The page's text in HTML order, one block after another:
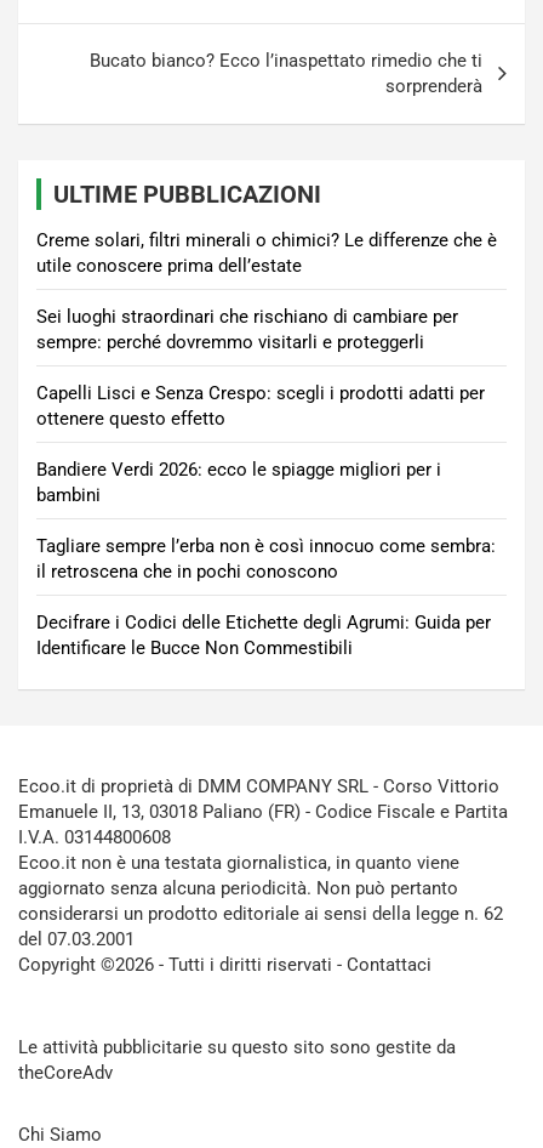
Bucato bianco? Ecco l’inaspettato rimedio che ti
sorprenderà
ULTIME PUBBLICAZIONI
Creme solari, filtri minerali o chimici? Le differenze che è
utile conoscere prima dell’estate
Sei luoghi straordinari che rischiano di cambiare per
sempre: perché dovremmo visitarli e proteggerli
Capelli Lisci e Senza Crespo: scegli i prodotti adatti per
ottenere questo effetto
Bandiere Verdi 2026: ecco le spiagge migliori per i
bambini
Tagliare sempre l’erba non è così innocuo come sembra:
il retroscena che in pochi conoscono
Decifrare i Codici delle Etichette degli Agrumi: Guida per
Identificare le Bucce Non Commestibili
Ecoo.it di proprietà di DMM COMPANY SRL - Corso Vittorio
Emanuele II, 13, 03018 Paliano (FR) - Codice Fiscale e Partita
I.V.A. 03144800608
Ecoo.it non è una testata giornalistica, in quanto viene
aggiornato senza alcuna periodicità. Non può pertanto
considerarsi un prodotto editoriale ai sensi della legge n. 62
del 07.03.2001
Copyright ©2026 - Tutti i diritti riservati - Contattaci
Le attività pubblicitarie su questo sito sono gestite da
theCoreAdv
Chi Siamo